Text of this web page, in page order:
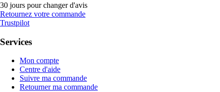
30 jours pour changer d'avis
Retournez votre commande
Trustpilot
Services
Mon compte
Centre d'aide
Suivre ma commande
Retourner ma commande